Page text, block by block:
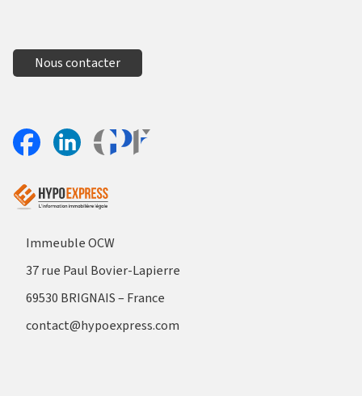
Nous contacter
Immeuble OCW
37 rue Paul Bovier-Lapierre
69530 BRIGNAIS – France
contact@hypoexpress.com